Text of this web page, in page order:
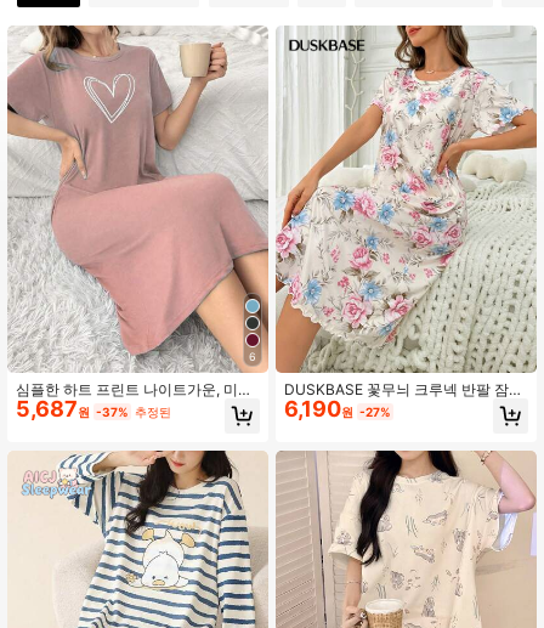
4.93 1.1M 팔로워
4.93 1.1M 팔로워
1.1M 팔로워
4.93 1.1M 팔로워
4.93 1.1M 팔로워
6
심플한 하트 프린트 나이트가운, 미니
멀리스트 일상 캐주얼 웨어, 무무
5,687원 -37% 추정된
DUSKBASE 꽃무늬 크루넥 반팔 잠옷
원피스, 무무
6,190원 -27%